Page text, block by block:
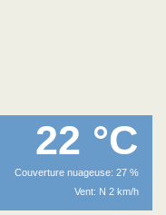
22 °C
Couverture nuageuse: 27 %
Vent: N 2 km/h